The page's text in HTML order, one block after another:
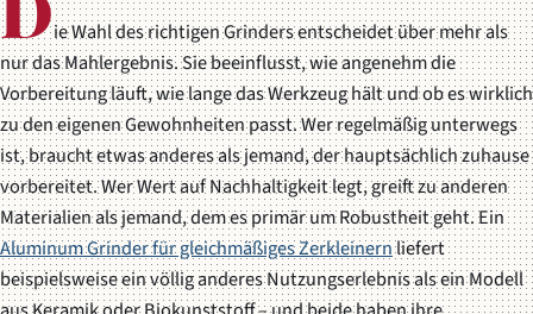
ie Wahl des richtigen Grinders entscheidet über mehr als
nur das Mahlergebnis. Sie beeinflusst, wie angenehm die
Vorbereitung läuft, wie lange das Werkzeug hält und ob es wirklich
zu den eigenen Gewohnheiten passt. Wer regelmäßig unterwegs
ist, braucht etwas anderes als jemand, der hauptsächlich zuhause
vorbereitet. Wer Wert auf Nachhaltigkeit legt, greift zu anderen
Materialien als jemand, dem es primär um Robustheit geht. Ein
Aluminum Grinder für gleichmäßiges Zerkleinernliefert
beispielsweise ein völlig anderes Nutzungserlebnis als ein Modell